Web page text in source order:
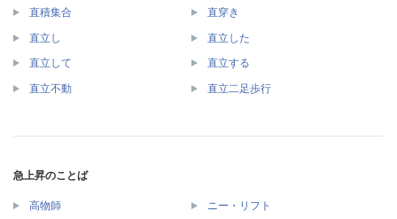
直積集合 直穿き
直立し 直立した
直立して 直立する
直立不動 直立二足歩行
急上昇のことば
高物師 ニー・リフト